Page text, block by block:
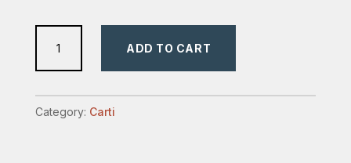
-
roman
ADD TO CART
Category: Carti